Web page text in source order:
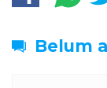
Belum